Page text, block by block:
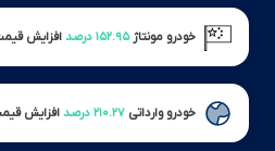
خودرو مونتاژ۱۵۲.۹۵ درصد افزایش
خودرو وارداتی ۲۱۰.۲۷ درصد افزایش